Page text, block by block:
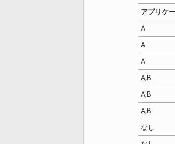
アプリケ
A
A
A
A,B
A,B
A,B
なし